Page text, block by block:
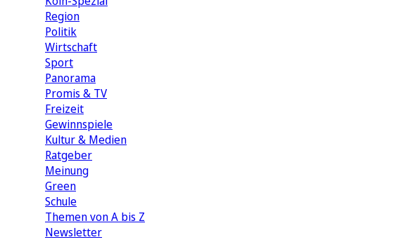
Region
Politik
Wirtschaft
Sport
Panorama
Promis & TV
Freizeit
Gewinnspiele
Kultur & Medien
Ratgeber
Meinung
Green
Schule
Themen von A bis Z
Newsletter